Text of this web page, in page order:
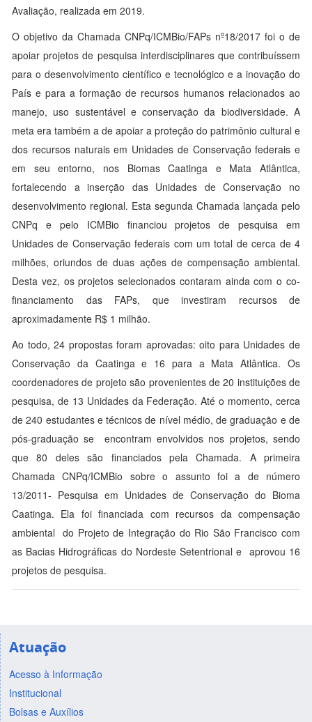
Avaliação, realizada em 2019.
O objetivo da Chamada CNPq/ICMBio/FAPs nº18/2017 foi o de
apoiar projetos de pesquisa interdisciplinares que contribuíssem
para o desenvolvimento científico e tecnológico e a inovação do
País e para a formação de recursos humanos relacionados ao
manejo, uso sustentável e conservação da biodiversidade. A
meta era também a de apoiar a proteção do patrimônio cultural e
dos recursos naturais em Unidades de Conservação federais e
em seu entorno, nos Biomas Caatinga e Mata Atlântica,
fortalecendo a inserção das Unidades de Conservação no
desenvolvimento regional. Esta segunda Chamada lançada pelo
CNPq e pelo ICMBio financiou projetos de pesquisa em
Unidades de Conservação federais com um total de cerca de 4
milhões, oriundos de duas ações de compensação ambiental.
Desta vez, os projetos selecionados contaram ainda com o co-
financiamento das FAPs, que investiram recursos de
aproximadamente R$ 1 milhão.
Ao todo, 24 propostas foram aprovadas: oito para Unidades de
Conservação da Caatinga e 16 para a Mata Atlântica. Os
coordenadores de projeto são provenientes de 20 instituições de
pesquisa, de 13 Unidades da Federação. Até o momento, cerca
de 240 estudantes e técnicos de nível médio, de graduação e de
pós-graduação se encontram envolvidos nos projetos, sendo
que 80 deles são financiados pela Chamada. A primeira
Chamada CNPq/ICMBio sobre o assunto foi a de número
13/2011- Pesquisa em Unidades de Conservação do Bioma
Caatinga. Ela foi financiada com recursos da compensação
ambiental do Projeto de Integração do Rio São Francisco com
as Bacias Hidrográficas do Nordeste Setentrional e aprovou 16
projetos de pesquisa.
Atuação
Acesso à Informação
Institucional
Bolsas e Auxílios